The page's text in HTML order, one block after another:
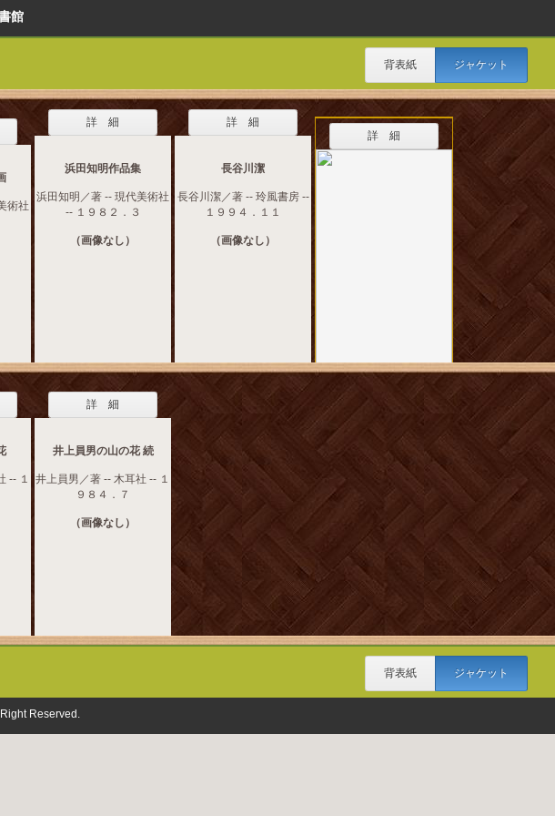
館
背表紙 ジャケット
術社
詳 細
浜田知明作品集
浜田知明／著 -- 現代美術社
-- １９８２．３
（画像なし）
詳 細
長谷川潔
長谷川潔／著 -- 玲風書房 --
１９９４．１１
（画像なし）
詳 細
-- １
詳 細
井上員男の山の花 続
井上員男／著 -- 木耳社 -- １
９８４．７
（画像なし）
背表紙 ジャケット
Reserved.